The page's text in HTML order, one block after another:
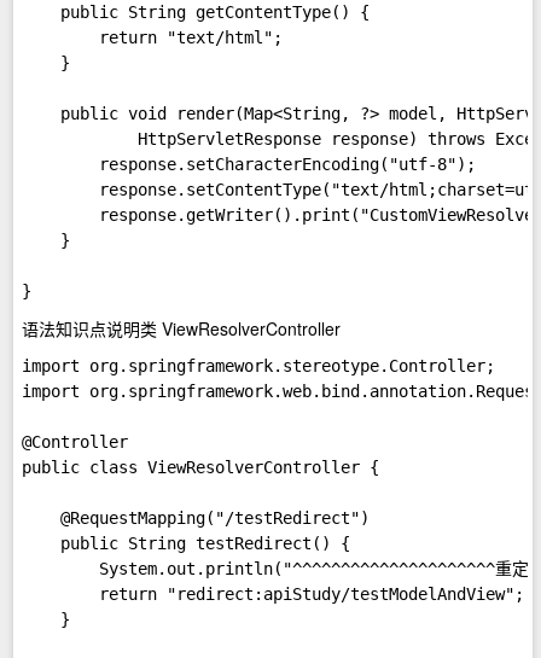
    public String getContentType() {
        return "text/html";
    }
public void render(Map<String, ?> model,
HttpServletResponse response) throws
        response.setCharacterEncoding("utf-8");
response.setContentType("text/
    }
语法知识点说明类 ViewResolverController
import org.springframework.stereotype.Controller;
import
@Controller
public class ViewResolverController {
    @RequestMapping("/testRedirect")
    public String testRedirect() {
System.out.println("^^^^^^^^^^^^^^^^^^^^^重定
return "redirect:apiStudy/
    }